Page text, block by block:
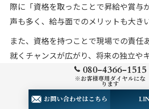
際に「資格を取ったことで昇給や賞与
声も多く、給与面でのメリットも大きい
また、資格を持つことで現場での責任
就くチャンスが広がり、将来の独立や
にも有利に働きます。未経験からでも
る環境が整っている点が、資格取得支
080-4366-1515
※お客様専用ダイヤルにな
ります
お問い合わせはこちら